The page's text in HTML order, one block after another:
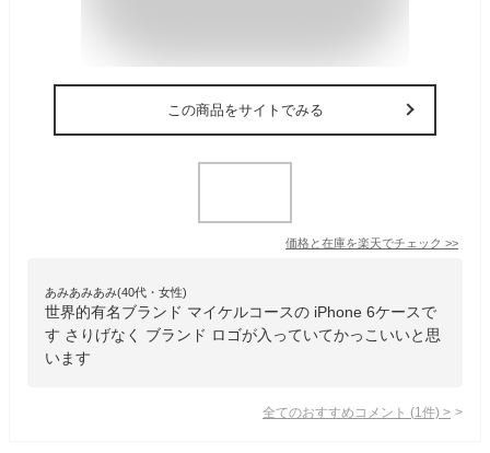
この商品をサイトでみる
価格と在庫を楽天でチェック >>
あみあみあみ(40代・女性)
世界的有名ブランド マイケルコースの iPhone 6ケースで
す さりげなく ブランド ロゴが入っていてかっこいいと思
います
全てのおすすめコメント (1 件) >